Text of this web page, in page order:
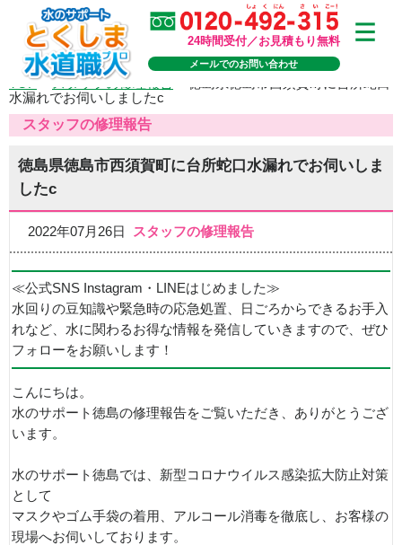
24時間受付／お見積もり無料
メールでのお問い合わせ
TOP>スタッフの修理報告
水漏れでお伺いしましたc
スタッフの修理報告
徳島県徳島市西須賀町に台所蛇口水漏れでお伺いしま
したc
2022年07月26日 スタッフの修理報告
≪公式SNS Instagram・LINEはじめました≫
水回りの豆知識や緊急時の応急処置、日ごろからできるお手入
れなど、水に関わるお得な情報を発信していきますので、ぜひ
フォローをお願いします！
こんにちは。
水のサポート徳島の修理報告をご覧いただき、ありがとうござ
います。
水のサポート徳島では、新型コロナウイルス感染拡大防止対策
として
マスクやゴム手袋の着用、アルコール消毒を徹底し、お客様の
現場へお伺いしております。